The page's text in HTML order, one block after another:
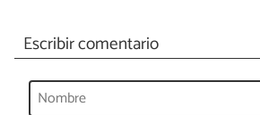
Escribir comentario